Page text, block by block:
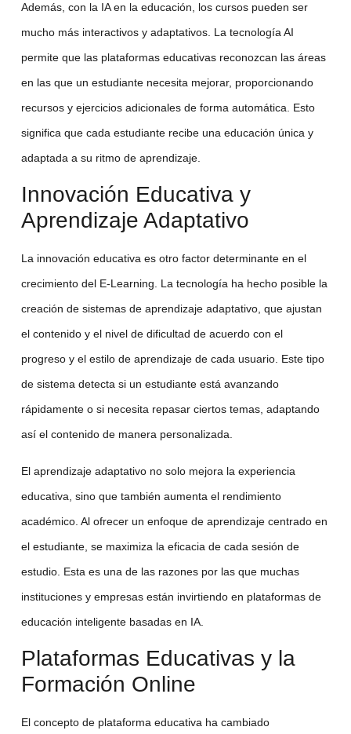
Además, con la IA en la educación , los cursos pueden ser
mucho más interactivos y adaptativos. La tecnología AI
permite que las plataformas educativas reconozcan las áreas
en las que un estudiante necesita mejorar, proporcionando
recursos y ejercicios adicionales de forma automática. Esto
significa que cada estudiante recibe una educación única y
adaptada a su ritmo de aprendizaje.
Innovación Educativa y
Aprendizaje Adaptativo
La innovación educativaes otro factor determinante en el
crecimiento del E-Learning. La tecnología ha hecho posible la
creación de sistemas de aprendizaje adaptativo, que ajustan
el contenido y el nivel de dificultad de acuerdo con el
progreso y el estilo de aprendizaje de cada usuario. Este tipo
de sistema detecta si un estudiante está avanzando
rápidamente o si necesita repasar ciertos temas, adaptando
así el contenido de manera personalizada.
El aprendizaje adaptativono solo mejora la experiencia
educativa, sino que también aumenta el rendimiento
académico. Al ofrecer un enfoque de aprendizaje centrado en
el estudiante, se maximiza la eficacia de cada sesión de
estudio. Esta es una de las razones por las que muchas
instituciones y empresas están invirtiendo en plataformas de
educación inteligentebasadas en IA.
Plataformas Educativas y la
Formación Online
El concepto de plataforma educativa ha cambiado